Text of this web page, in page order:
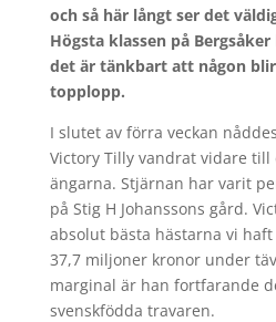
och så här långt ser det
Högsta klassen på
det är tänkbart att någon
topplopp.
I slutet av förra veckan
Victory Tilly vandrat vidare till
ängarna. Stjärnan har varit
på Stig H Johanssons gård.
absolut bästa hästarna vi
37,7 miljoner kronor under
marginal är han fortfarande
svenskfödda travaren.